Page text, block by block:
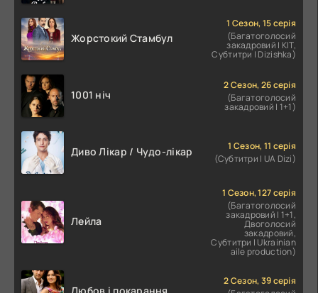
Жорстокий Стамбул
1 Сезон, 15 серія
(Багатоголосий
закадровий | КІТ,
Субтитри | Dizishka)
1001 ніч
2 Сезон, 26 серія
(Багатоголосий
закадровий | 1+1)
Диво Лікар / Чудо-лікар
1 Сезон, 11 серія
(Субтитри | UA Dizi)
Лейла
1 Сезон, 127 серія
(Багатоголосий
закадровий | 1+1,
Двоголосий
закадровий,
Субтитри | Ukrainian
aile production)
2 Сезон, 39 серія